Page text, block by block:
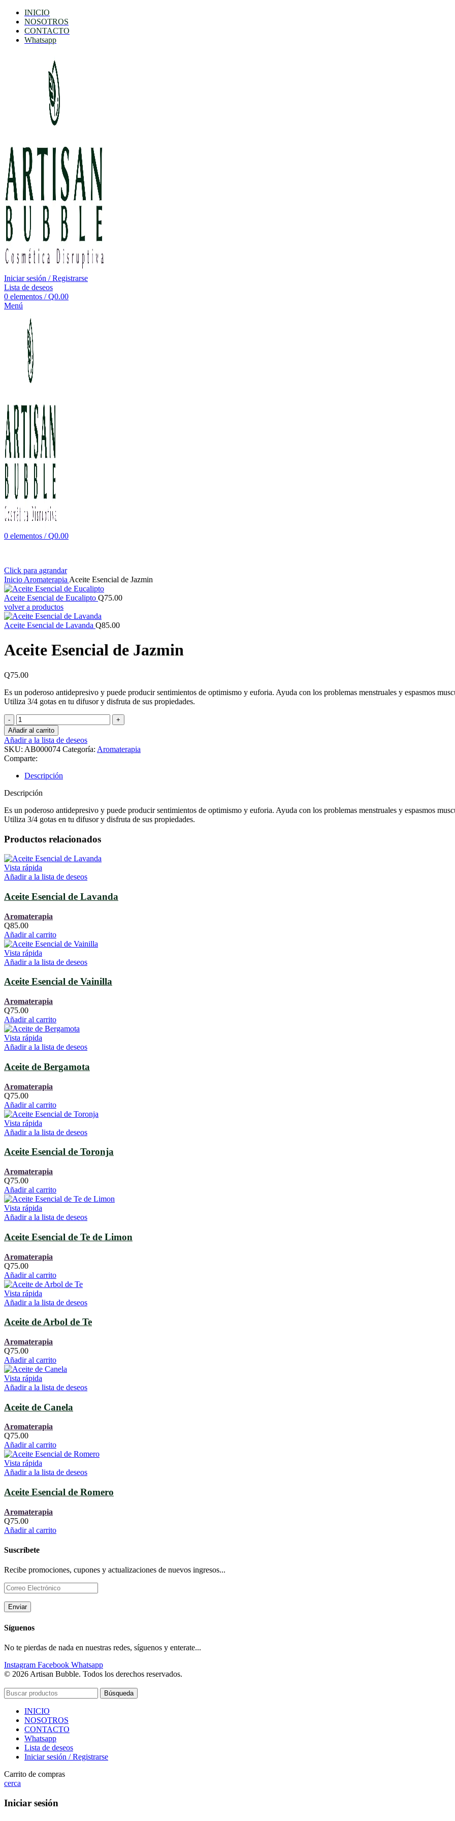
INICIO
NOSOTROS
CONTACTO
Whatsapp
Iniciar sesión / Registrarse
Lista de deseos
0 elementos / Q0.00
Menú
0 elementos / Q0.00
Click para agrandar
Inicio Aromaterapia Aceite Esencial de Jazmin
Aceite Esencial de Eucalipto Q75.00
volver a productos
Aceite Esencial de Lavanda Q85.00
Aceite Esencial de Jazmin
Q75.00
Es un poderoso antidepresivo y puede producir sentimientos de optimismo y euforia. Ayuda con los problemas menstruales y espasmos
Utiliza 3/4 gotas en tu difusor y disfruta de sus propiedades.
Aceite
Esencial
de
Jazmin
cantidad
Añadir al carrito
Añadir a la lista de deseos
SKU: AB000074 Categoría: Aromaterapia
Comparte:
Descripción
Descripción
Es un poderoso antidepresivo y puede producir sentimientos de optimismo y euforia. Ayuda con los problemas menstruales y espasmos
Utiliza 3/4 gotas en tu difusor y disfruta de sus propiedades.
Productos relacionados
Vista rápida
Añadir a la lista de deseos
Aceite Esencial de Lavanda
Aromaterapia
Q85.00
Añadir al carrito
Vista rápida
Añadir a la lista de deseos
Aceite Esencial de Vainilla
Aromaterapia
Q75.00
Añadir al carrito
Vista rápida
Añadir a la lista de deseos
Aceite de Bergamota
Aromaterapia
Q75.00
Añadir al carrito
Vista rápida
Añadir a la lista de deseos
Aceite Esencial de Toronja
Aromaterapia
Q75.00
Añadir al carrito
Vista rápida
Añadir a la lista de deseos
Aceite Esencial de Te de Limon
Aromaterapia
Q75.00
Añadir al carrito
Vista rápida
Añadir a la lista de deseos
Aceite de Arbol de Te
Aromaterapia
Q75.00
Añadir al carrito
Vista rápida
Añadir a la lista de deseos
Aceite de Canela
Aromaterapia
Q75.00
Añadir al carrito
Vista rápida
Añadir a la lista de deseos
Aceite Esencial de Romero
Aromaterapia
Q75.00
Añadir al carrito
Suscríbete
Recibe promociones, cupones y actualizaciones de nuevos ingresos...
Síguenos
No te pierdas de nada en nuestras redes, síguenos y enterate...
Instagram Facebook Whatsapp
© 2026 Artisan Bubble. Todos los derechos reservados.
Búsqueda
INICIO
NOSOTROS
CONTACTO
Whatsapp
Lista de deseos
Iniciar sesión / Registrarse
Carrito de compras
cerca
Iniciar sesión